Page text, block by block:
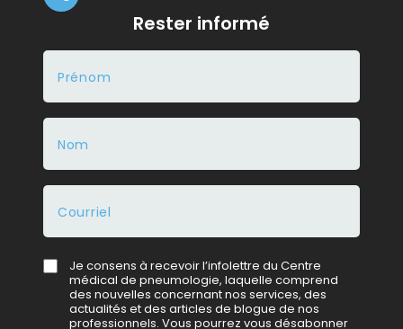
Rester informé
Je consens à recevoir l’infolettre du Centre
médical de pneumologie, laquelle comprend
des nouvelles concernant nos services, des
actualités et des articles de blogue de nos
professionnels. Vous pourrez vous désabonner